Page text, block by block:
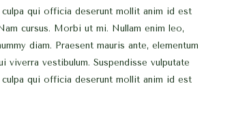
qui officia deserunt mollit anim id est
cursus. Morbi ut mi. Nullam enim leo,
diam. Praesent mauris ante, elementum
vestibulum. Suspendisse vulputate
qui officia deserunt mollit anim id est